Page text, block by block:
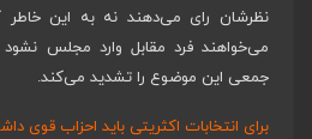
نظرشان رای می‌دهند نه به این خاطر
می‌خواهند فرد مقابل وارد مجلس
جمعی این موضوع را تشدید می‌کند.
برای انتخابات اکثریتی باید احزاب قوی